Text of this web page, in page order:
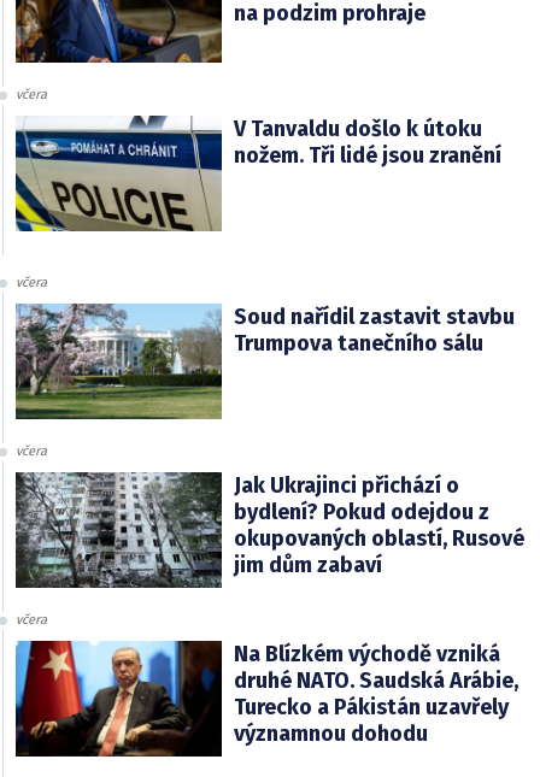
na podzim prohraje
včera
V Tanvaldu došlo k útoku
nožem. Tři lidé jsou zranění
včera
Soud nařídil zastavit stavbu
Trumpova tanečního sálu
včera
Jak Ukrajinci přichází o
bydlení? Pokud odejdou z
okupovaných oblastí, Rusové
jim dům zabaví
včera
Na Blízkém východě vzniká
druhé NATO. Saudská Arábie,
Turecko a Pákistán uzavřely
významnou dohodu